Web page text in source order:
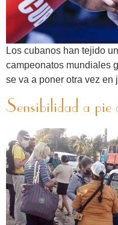
Los cubanos han tejido
campeonatos mundiales
se va a poner otra vez en
Sensibilidad a pie